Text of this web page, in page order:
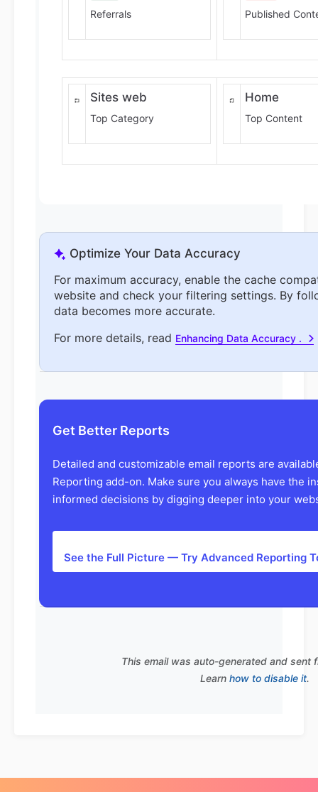
Referrals Published
Sites web
Top Category
Home
Top Content
Optimize Your Data Accuracy
For maximum accuracy, enable the cache
website and check your filtering settings. By
data becomes more accurate.
For more details, read Enhancing Data Accuracy .
Get Better Reports
Detailed and customizable email reports are
Reporting add-on. Make sure you always have the
informed decisions by digging deeper into your
See the Full Picture — Try Advanced Reporting
This email was auto-generated and sent
Learn how to disable it.